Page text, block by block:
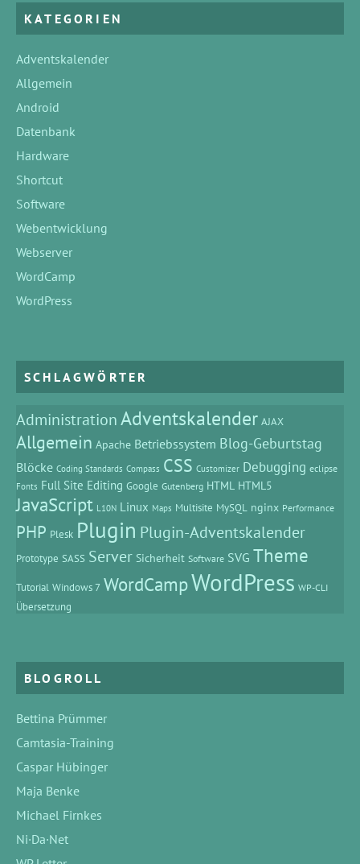
KATEGORIEN
Adventskalender
Allgemein
Android
Datenbank
Hardware
Shortcut
Software
Webentwicklung
Webserver
WordCamp
WordPress
SCHLAGWÖRTER
AdministrationAdventskalender AJAX
Allgemein Apache Betriebssystem Blog-Geburtstag
Blöcke Coding Standards Compass CSS Customizer Debugging eclipse
Fonts Full Site Editing Google Gutenberg HTML HTML5
JavaScript L10N Linux Maps Multisite MySQL nginx Performance
PHP Plesk Plugin Plugin-Adventskalender
Prototype SASS Server Sicherheit Software SVG Theme
Tutorial Windows 7 WordCampWordPress WP-CLI
Übersetzung
BLOGROLL
Bettina Prümmer
Camtasia-Training
Caspar Hübinger
Maja Benke
Michael Firnkes
Ni·Da·Net